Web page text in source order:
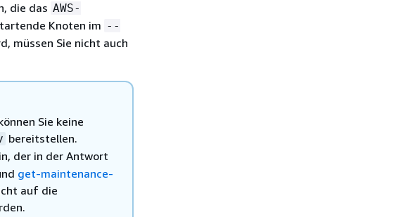
die das AWS-
Knoten im --
müssen Sie nicht auch
Sie keine
bereitstellen.
der in der Antwort
get-maintenance-
auf die